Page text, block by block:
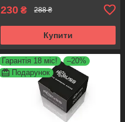
230 ₴ 288 ₴
Купити
Гарантія 18 міс!
–20%
Подарунок